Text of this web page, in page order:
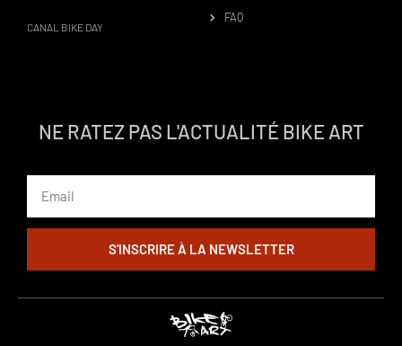
CANAL BIKE DAY
FAQ
NE RATEZ PAS L'ACTUALITÉ BIKE ART
S'INSCRIRE À LA NEWSLETTER